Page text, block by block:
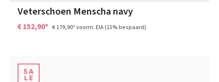
Veterschoen Menscha navy
€ 152,90* € 179,90*voorm. EIA(15% bespaard)